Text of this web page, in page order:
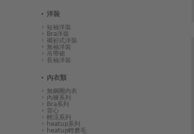
洋裝
短袖洋裝
Bra洋裝
襯衫式洋裝
無袖洋裝
吊帶裙
長袖洋裝
內衣類
無鋼圈內衣
內褲系列
Bra系列
背心
輕涼系列
heatup系列
heatup輕磨毛